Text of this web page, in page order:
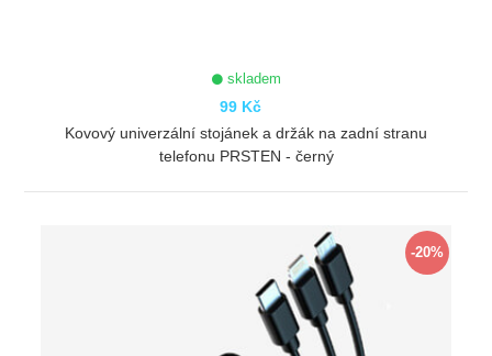
skladem
99 Kč
Kovový univerzální stojánek a držák na zadní stranu
telefonu PRSTEN - černý
-20%